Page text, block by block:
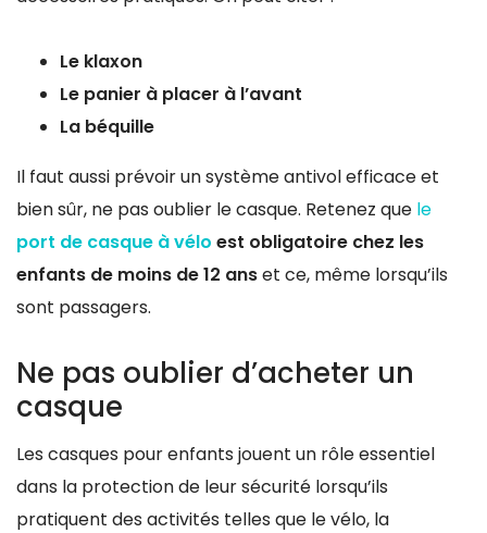
Le klaxon
Le panier à placer à l’avant
La béquille
Il faut aussi prévoir un système antivol efficace et
bien sûr, ne pas oublier le casque. Retenez que le
port de casque à vélo est obligatoire chez les
enfants de moins de 12 anset ce, même lorsqu’ils
sont passagers.
Ne pas oublier d’acheter un
casque
Les casques pour enfants jouent un rôle essentiel
dans la protection de leur sécurité lorsqu’ils
pratiquent des activités telles que le vélo, la